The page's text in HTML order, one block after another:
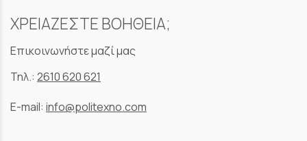
ΧΡΕΙΑΖΕΣΤΕ ΒΟΗΘΕΙΑ;
Επικοινωνήστε μαζί μας
Τηλ.: 2610 620 621
E-mail: info@politexno.com